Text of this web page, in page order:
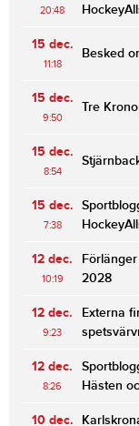
20:48
15 dec.
11:18
Besked
15 dec.
9:50
Tre
15 dec.
8:54
15 dec.
7:38
12 dec.
10:19
2028
12 dec.
9:23
Externa
12 dec.
8:26
Hästen
10 dec.